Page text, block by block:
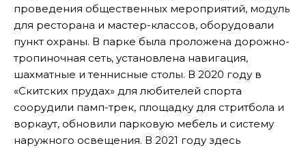
проведения общественных мероприятий, модуль
для ресторана и мастер-классов, оборудовали
пункт охраны. В парке была проложена дорожно-
тропиночная сеть, установлена навигация,
шахматные и теннисные столы. В 2020 году в
«Скитских прудах» для любителей спорта
соорудили памп-трек, площадку для стритбола и
воркаут, обновили парковую мебель и систему
наружного освещения. В 2021 году здесь